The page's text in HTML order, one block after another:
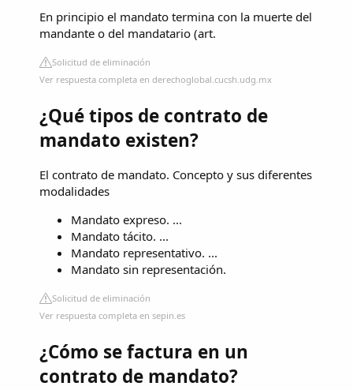
En principio el mandato termina con la muerte del
mandante o del mandatario (art.
Solicitud de eliminación
Ver respuesta completa en derechoglobal.cucsh.udg.mx
¿Qué tipos de contrato de
mandato existen?
El contrato de mandato. Concepto y sus diferentes
modalidades
Mandato expreso. ...
Mandato tácito. ...
Mandato representativo. ...
Mandato sin representación.
Solicitud de eliminación
Ver respuesta completa en sepin.es
¿Cómo se factura en un
contrato de mandato?